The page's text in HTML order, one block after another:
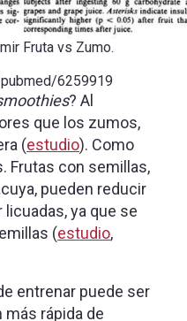
Fruta vs Zumo.
6259919
? Al
que los zumos,
(estudio). Como
Frutas con semillas,
pueden reducir
ya que se
(estudio,
entrenar puede ser
rápida de